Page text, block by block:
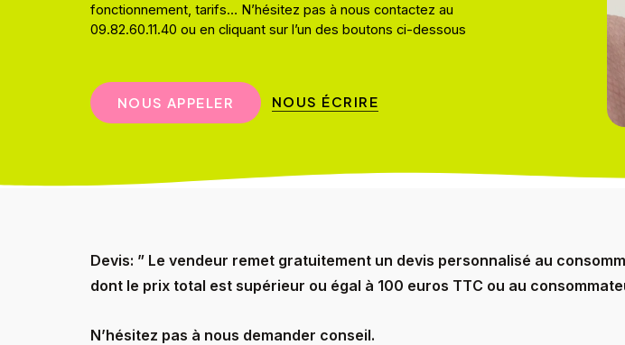
fonctionnement, tarifs… N’hésitez pas à nous contactez au
09.82.60.11.40 ou en cliquant sur l’un des boutons ci-dessous
NO US APPELER NOUS ÉCRIRE
Devis: ” Le vendeur remet gratuitement un devis personnalisé au
dont le prix total est supérieur ou égal à 100 euros TTC ou au
N’hésitez pas à nous demander conseil.